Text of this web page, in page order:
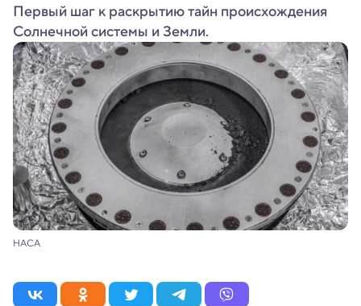
Первый шаг к раскрытию тайн происхождения
Солнечной системы и Земли.
НАСА